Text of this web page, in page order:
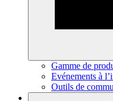
Gamme de
Evénements à
Outils de